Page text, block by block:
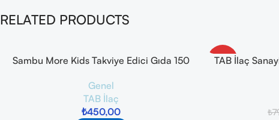
RELATED PRODUCTS
Sambu More Kids Takviye Edici Gıda 150
Genel
TAB İlaç
₺450,00
-10%
TAB İlaç
₺